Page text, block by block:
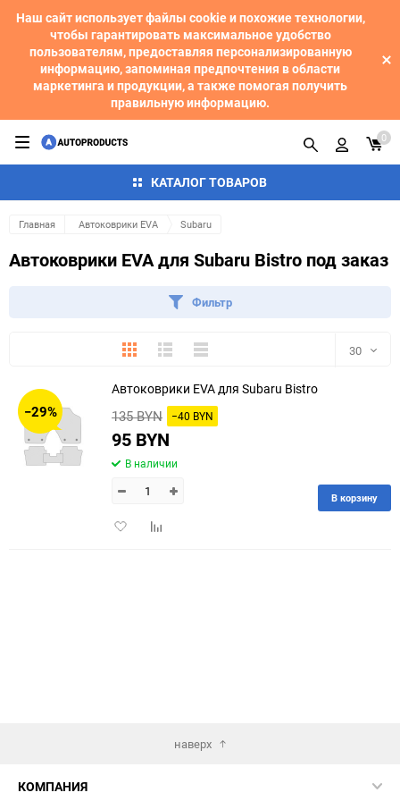
Наш сайт использует файлы cookie и похожие технологии,
чтобы гарантировать максимальное удобство
пользователям, предоставляя персонализированную
информацию, запоминая предпочтения в области
маркетинга и продукции, а также помогая получить
правильную информацию.
КАТАЛОГ ТОВАРОВ
0
Главная Автоковрики EVA Subaru
Автоковрики EVA для Subaru Bistro под заказ
Фильтр
ПлиткаПодробноКомпактно 30
150
−29%
Автоковрики EVA для Subaru Bistro
135 BYN −40 BYN
95 BYN
В наличии
ДобавитьДобавить
В корзину
наверх
КОМПАНИЯ